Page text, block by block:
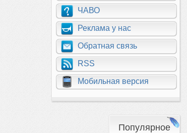
ЧАВО
Реклама у нас
Обратная связь
RSS
Мобильная версия
Популярное